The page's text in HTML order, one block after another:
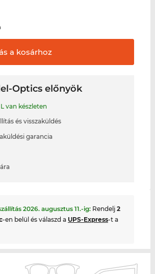
a kosárhoz
Optics előnyök
L van készleten
és visszaküldés
garancia
2026. augusztus 11.-ig: Rendelj 2
-en belül és válaszd a UPS-Express-t a